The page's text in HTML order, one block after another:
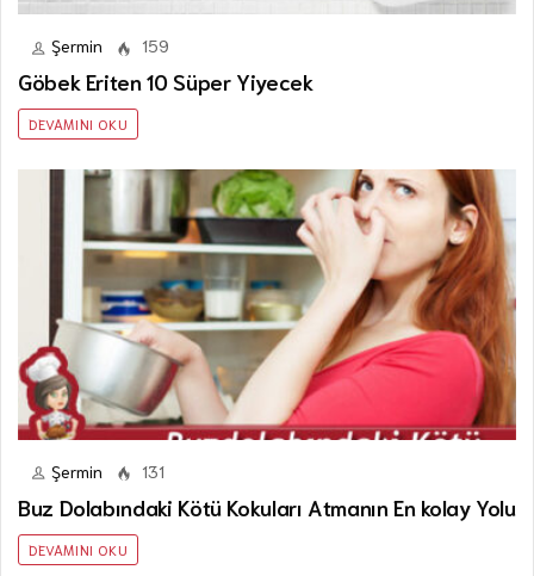
Şermin 159
Göbek Eriten 10 Süper Yiyecek
DEVAMINI OKU
Şermin 131
Buz Dolabındaki Kötü Kokuları Atmanın En kolay Yolu
DEVAMINI OKU